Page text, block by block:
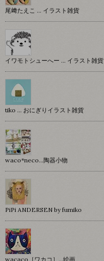
尾﨑たえこ … イラスト雑貨
イワモトシューへー … イラスト雑貨
tiko … おにぎりイラスト雑貨
waco*neco...陶器小物
PiPi ANDERSEN by fumiko
wacaco［ワカコ］…絵画